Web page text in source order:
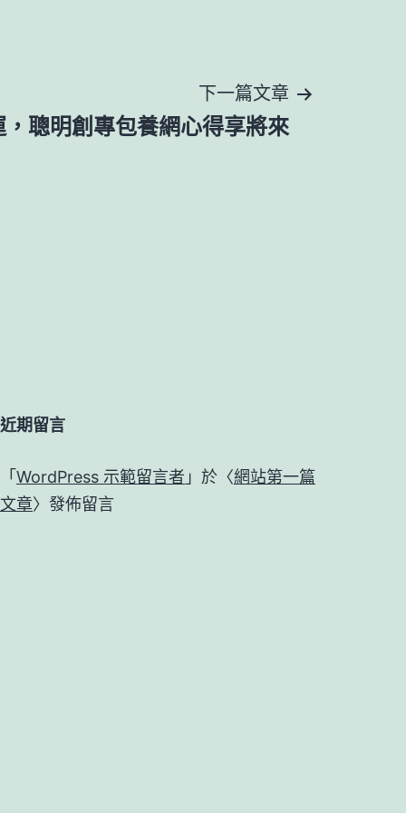
下一篇文章
聰明創專包養網心得享將來
近期留言
「 WordPress 示範留言者 」於〈網站第一篇
文章〉發佈留言